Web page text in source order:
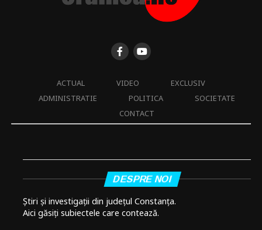
ACTUAL VIDEO
EXCLUSIV
ADMINISTRATIE
POLITICA
SOCIETATE
CONTACT
DESPRE NOI
Știri și investigații din județul Constanța.
Aici găsiți subiectele care contează.